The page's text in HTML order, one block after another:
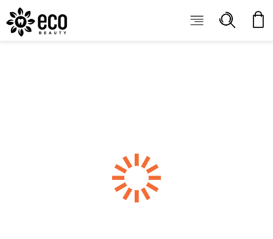
ECOBEAUTY